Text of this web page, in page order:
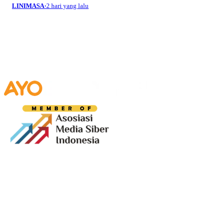
LINIMASA·2 hari yang lalu